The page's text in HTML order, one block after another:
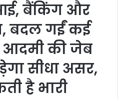
बैंकिंग और
बदल गईं कई
आदमी की जेब
सीधा असर,
है भारी